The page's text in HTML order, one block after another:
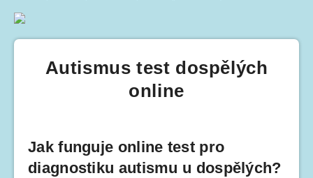
Autismus test dospělých
online
Jak funguje online test pro
diagnostiku autismu u dospělých?